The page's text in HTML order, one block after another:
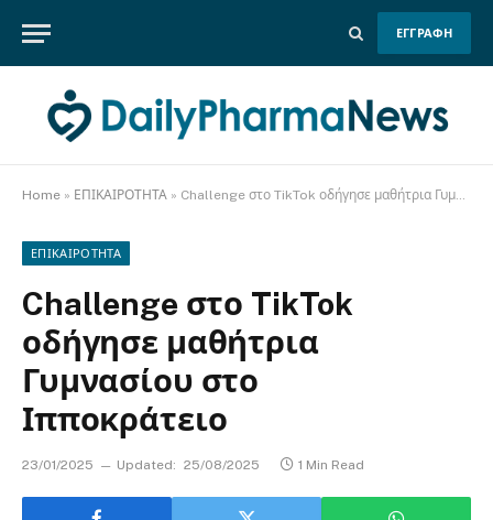
ΕΓΓΡΑΦΗ
Home » ΕΠΙΚΑΙΡΟΤΗΤΑ » Challenge στο TikTok οδήγησε μαθήτρια Γυμνασίου στο Ιπποκράτειο
ΕΠΙΚΑΙΡΟΤΗΤΑ
Challenge στο TikTok
οδήγησε μαθήτρια
Γυμνασίου στο
Ιπποκράτειο
23/01/2025 Updated: 25/08/2025 1 Min Read